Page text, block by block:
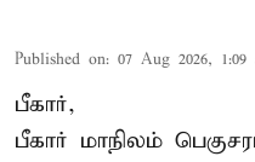
Published on: 07 Aug 2026, 1:09
பீகார்,
பீகார் மாநிலம்